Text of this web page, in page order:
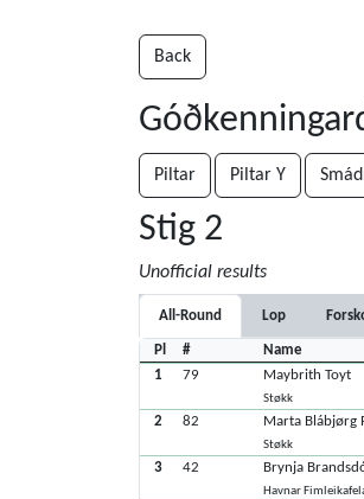
Back
Piltar Piltar Y
Stig 2
Unofficial results
All-Round Lop
Pl # Name
1
79 Maybrith Toyt
Støkk
2 82 Marta Blábjørg
Støkk
3 42 Brynja
Havnar